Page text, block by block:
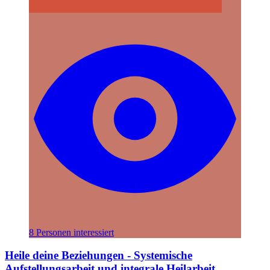
8 Personen interessiert
Heile deine Beziehungen - Systemische